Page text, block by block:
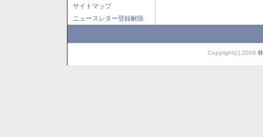
サイトマップ
ニュースレター登録解除
Copyright(c) 2008